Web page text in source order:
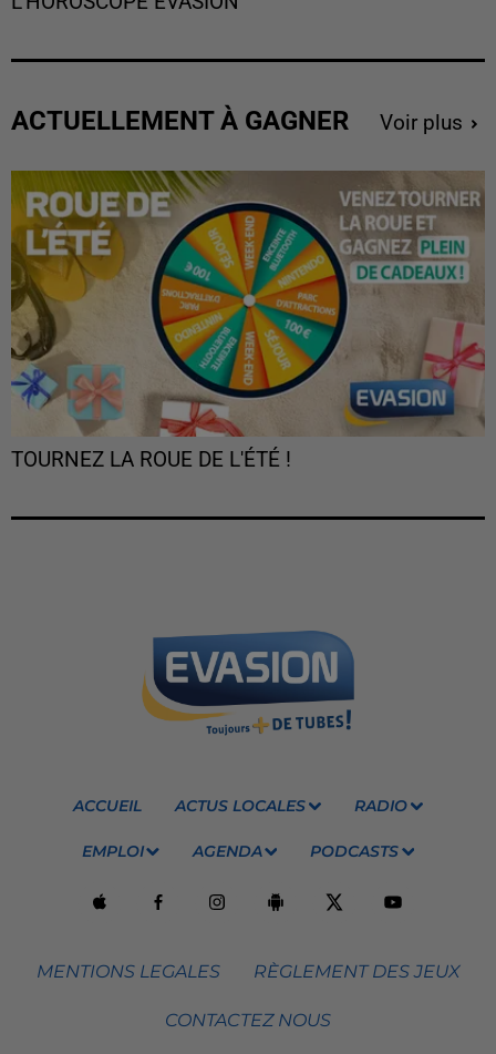
ACTUELLEMENT À GAGNER Voir plus
TOURNEZ LA ROUE DE L'ÉTÉ !
ACCUEIL ACTUS LOCALES RADIO
EMPLOI AGENDA PODCASTS
MENTIONS LEGALES RÈGLEMENT DES JEUX
CONTACTEZ NOUS